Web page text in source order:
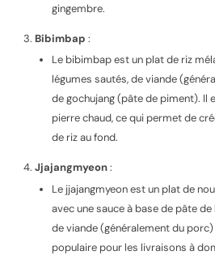
gingembre.
Bibimbap :
Le bibimbap est un plat de riz
légumes sautés, de viande
de gochujang (pâte de piment). Il
pierre chaud, ce qui permet de
de riz au fond.
Jjajangmyeon:
Le jjajangmyeon est un plat de
avec une sauce à base de pâte
de viande (généralement du
populaire pour les livraisons à